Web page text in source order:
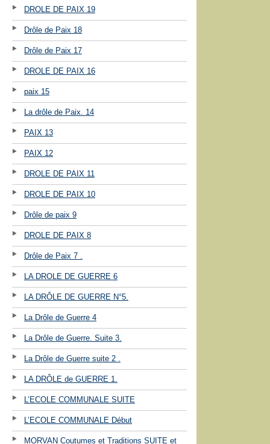
DROLE DE PAIX 19
Drôle de Paix 18
Drôle de Paix 17
DROLE DE PAIX 16
paix 15
La drôle de Paix. 14
PAIX 13
PAIX 12
DROLE DE PAIX 11
DROLE DE PAIX 10
Drôle de paix 9
DROLE DE PAIX 8
Drôle de Paix 7 .
LA DROLE DE GUERRE 6
LA DRÔLE DE GUERRE N°5.
La Drôle de Guerre 4
La Drôle de Guerre. Suite 3.
La Drôle de Guerre suite 2 .
LA DRÔLE de GUERRE 1.
L’ECOLE COMMUNALE SUITE
L’ECOLE COMMUNALE Début
MORVAN Coutumes et Traditions SUITE et